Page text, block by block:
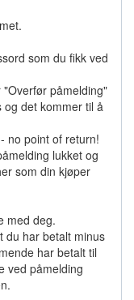
som du fikk ved
påmelding"
og det kommer til å
no point of return!
lukket og
som din kjøper
med deg.
du har betalt minus
har betalt til
ved påmelding